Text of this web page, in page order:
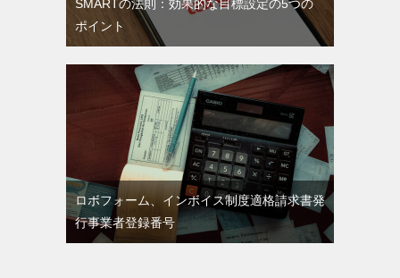
SMARTの法則：効果的な目標設定の5つの
ポイント
ロボフォーム、インボイス制度適格請求書発
行事業者登録番号